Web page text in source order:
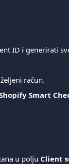
ID i generirati
račun.
Smart
u polju Client